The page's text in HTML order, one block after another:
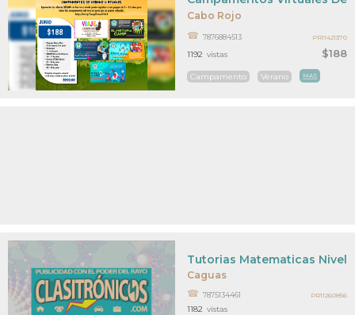
Cabo Rojo
$188
7876884513
Campamento Verano MAS
1192 vistas
PR11421370
Caguas
Tutorias Matematicas Nivel
7875134461
1182 vistas
PR11260856